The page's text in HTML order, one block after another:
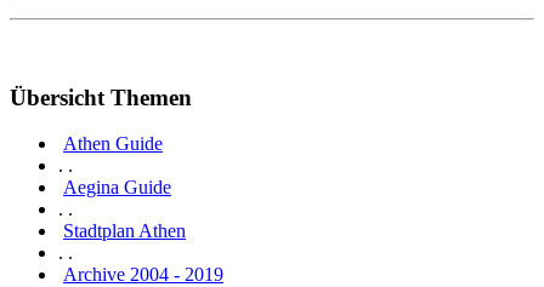
Übersicht Themen
Athen Guide
. .
Aegina Guide
. .
Stadtplan Athen
. .
Archive 2004 - 2019